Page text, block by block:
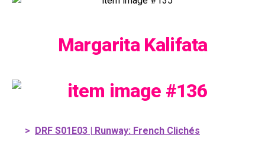
Margarita Kalifata
> DRF S01E03 | Runway: French Clichés